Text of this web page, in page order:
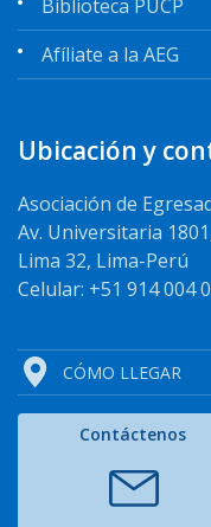
Biblioteca PUCP
Afíliate a la AEG
Ubicación y
Asociación de
Av. Universitaria
Lima 32, Lima-Perú
Celular: +51 914 004
CÓMO LLEGAR
Contáctenos